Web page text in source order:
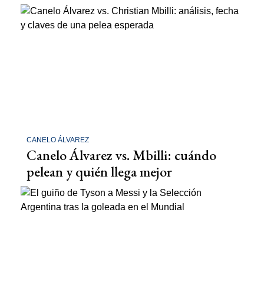
CANELO ÁLVAREZ
Canelo Álvarez vs. Mbilli: cuándo
pelean y quién llega mejor